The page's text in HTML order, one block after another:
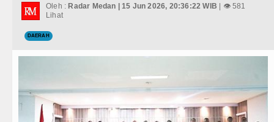
Olahraga
Wisata
Arsenal Dibungkam Real Betis pada Laga
Chelsea Tumbang Ditekuk Juventus pada Laga
AC Milan Hanya Bermain Imbang dengan Inter
Bayern Munich vs Aston Villa Laga
Komisi D DPRDSU Ikut Gubsu Bobby Nasution
Oleh : Radar Medan | 15 Jun 2026, 20:36:22 WIB | 👁 581
Lihat
DAERAH